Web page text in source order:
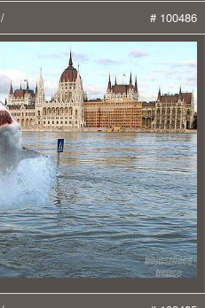
/ # 100486